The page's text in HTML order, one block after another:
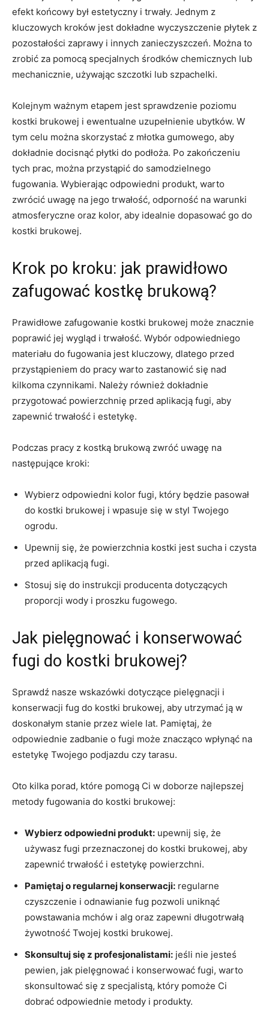
efekt końcowy był ‍estetyczny⁢ i trwały. Jednym​ z⁢
kluczowych‍ kroków jest dokładne wyczyszczenie płytek ‌z
⁤pozostałości zaprawy i innych zanieczyszczeń.⁢ Można to‍
zrobić za pomocą ​specjalnych środków chemicznych lub
mechanicznie,‍ używając ⁣szczotki lub szpachelki.
Kolejnym ważnym etapem jest ‌sprawdzenie poziomu
kostki ⁣brukowej i ewentualne uzupełnienie ubytków. W‌
tym‌ celu można​ skorzystać ⁣z młotka gumowego, ‌aby
dokładnie docisnąć płytki do⁤ podłoża. Po ‌zakończeniu‍
tych‍ prac,⁢ można⁣ przystąpić do samodzielnego
fugowania. Wybierając ‍odpowiedni ‌produkt, warto
zwrócić uwagę na jego ​trwałość, odporność na warunki
atmosferyczne oraz‍ kolor,⁤ aby⁢ idealnie ⁣dopasować go ⁤do
kostki brukowej.
Krok po kroku: jak prawidłowo
zafugować ⁣kostkę brukową?
Prawidłowe zafugowanie kostki brukowej​ może⁤ znacznie
⁣poprawić⁤ jej wygląd ⁣i trwałość. Wybór‌ odpowiedniego
materiału do fugowania jest kluczowy, dlatego przed
przystąpieniem do ⁤pracy warto zastanowić⁢ się nad‌
kilkoma czynnikami. Należy również dokładnie
przygotować powierzchnię przed aplikacją ⁤fugi, aby
zapewnić trwałość ‍i⁢ estetykę.
Podczas pracy z ⁤kostką brukową zwróć uwagę na
następujące kroki:
Wybierz odpowiedni​ kolor ​fugi, ⁣który będzie⁤ pasował
do kostki⁣ brukowej i wpasuje się w styl Twojego
ogrodu.
Upewnij się, że powierzchnia kostki ⁣jest‌ sucha‍ i ‌czysta
przed aplikacją fugi.
Stosuj ⁣się do ⁣instrukcji producenta⁢ dotyczących
proporcji wody i proszku fugowego.
Jak ⁢pielęgnować i konserwować
fugi do kostki brukowej?
Sprawdź nasze​ wskazówki dotyczące pielęgnacji‌ i⁢
konserwacji fug ⁢do⁤ kostki brukowej,⁢ aby utrzymać ją w
doskonałym​ stanie przez wiele lat. ⁤Pamiętaj, że‌
odpowiednie zadbanie o⁤ fugi może znacząco wpłynąć na
estetykę Twojego podjazdu⁤ czy ⁤tarasu.
Oto ‌kilka‍ porad, które pomogą Ci w doborze najlepszej​
metody fugowania ⁤do ‍kostki ⁢brukowej:
Wybierz odpowiedni produkt: upewnij się, że
⁤używasz​ fugi‌ przeznaczonej do ⁤kostki ‍brukowej, aby⁣
zapewnić trwałość i estetykę‍ powierzchni.
Pamiętaj o ‍regularnej konserwacji: regularne
czyszczenie i odnawianie fug ⁣pozwoli uniknąć
powstawania​ mchów i alg oraz⁣ zapewni długotrwałą
żywotność Twojej ‌kostki ​brukowej.
Skonsultuj się z profesjonalistami: jeśli nie jesteś
pewien, jak pielęgnować i konserwować fugi, warto
skonsultować się z ‍specjalistą,⁤ który‍ pomoże Ci
dobrać odpowiednie metody i produkty.